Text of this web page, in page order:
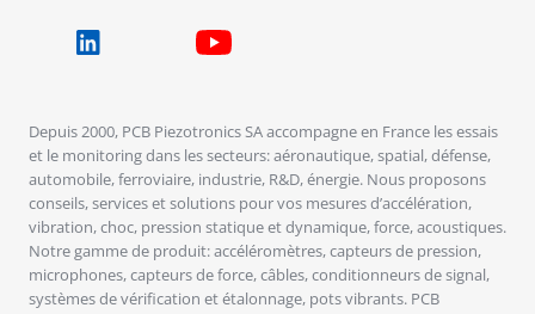
Depuis 2000, PCB Piezotronics SA accompagne en France les essais
et le monitoring dans les secteurs: aéronautique, spatial, défense,
automobile, ferroviaire, industrie, R&D, énergie. Nous proposons
conseils, services et solutions pour vos mesures d’accélération,
vibration, choc, pression statique et dynamique, force, acoustiques.
Notre gamme de produit: accéléromètres, capteurs de pression,
microphones, capteurs de force, câbles, conditionneurs de signal,
systèmes de vérification et étalonnage, pots vibrants. PCB